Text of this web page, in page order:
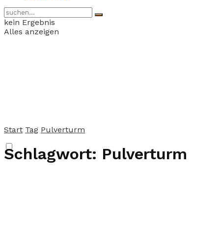
kein Ergebnis
Alles anzeigen
Start Tag Pulverturm
Schlagwort: Pulverturm